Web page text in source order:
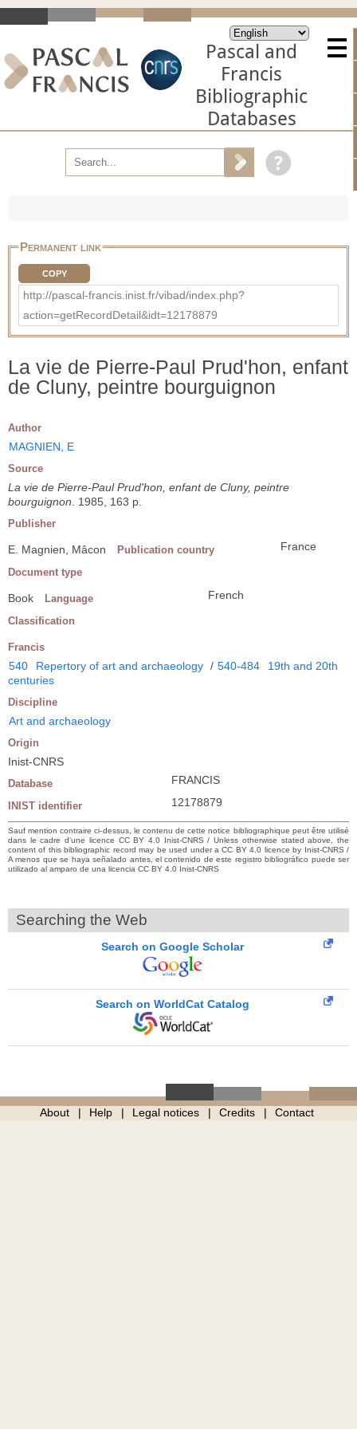
Pascal and
Francis
Bibliographic
Databases
Permanent link
COPY
http://pascal-francis.inist.fr/vibad/index.php?
action=getRecordDetail&idt=12178879
La vie de Pierre-Paul Prud'hon, enfant
de Cluny, peintre bourguignon
Author
MAGNIEN, E
Source
La vie de Pierre-Paul Prud'hon, enfant de Cluny, peintre
bourguignon . 1985, 163 p.
Publisher
E. Magnien, Mâcon Publication country France
Document type
Book Language French
Classification
Francis
540 Repertory of art and archaeology / 540-484
19th and 20th
centuries
Discipline
Art and archaeology
Origin
Inist-CNRS
Database FRANCIS
INIST identifier 12178879
Sauf mention contraire ci-dessus, le contenu de cette notice bibliographique peut être utilisé
dans le cadre d’une licence CC BY 4.0 Inist-CNRS / Unless otherwise stated above, the
content of this bibliographic record may be used under a CC BY 4.0 licence by Inist-CNRS /
A menos que se haya señalado antes, el contenido de este registro bibliográfico puede ser
utilizado al amparo de una licencia CC BY 4.0 Inist-CNRS
Searching the Web
Search on Google Scholar
Search on WorldCat Catalog
About Help Legal notices Credits Contact